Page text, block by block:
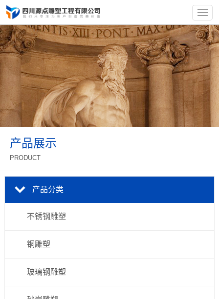
产品展示
PRODUCT
产品分类
不锈钢雕塑
铜雕塑
玻璃钢雕塑